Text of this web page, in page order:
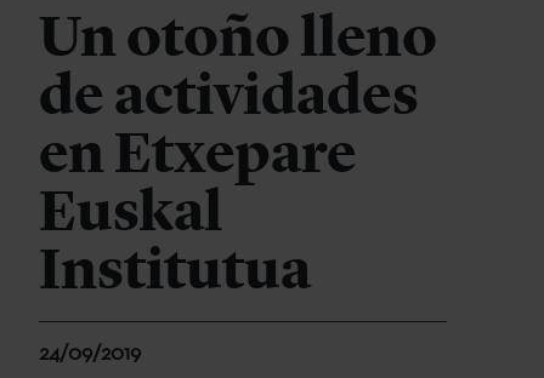
Un otoño lleno
de actividades
en Etxepare
Euskal
Institutua
24/09/2019